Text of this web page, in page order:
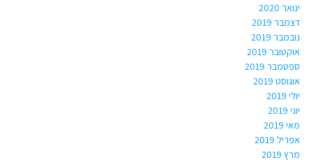
ינואר 2020
דצמבר 2019
נובמבר 2019
אוקטובר 2019
ספטמבר 2019
אוגוסט 2019
יולי 2019
יוני 2019
מאי 2019
אפריל 2019
מרץ 2019